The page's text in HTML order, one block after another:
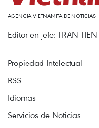
AGENCIA VIETNAMITA DE NOTICIAS
Editor en jefe: TRAN
Propiedad Intelectual
RSS
Idiomas
Servicios de Noticias